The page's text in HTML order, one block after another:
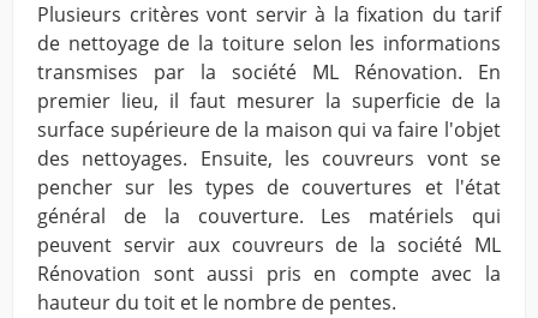
Plusieurs critères vont servir à la fixation du tarif
de nettoyage de la toiture selon les informations
transmises par la société ML Rénovation. En
premier lieu, il faut mesurer la superficie de la
surface supérieure de la maison qui va faire l'objet
des nettoyages. Ensuite, les couvreurs vont se
pencher sur les types de couvertures et l'état
général de la couverture. Les matériels qui
peuvent servir aux couvreurs de la société ML
Rénovation sont aussi pris en compte avec la
hauteur du toit et le nombre de pentes.